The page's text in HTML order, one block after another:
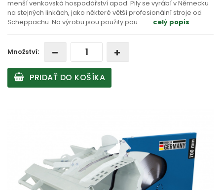
menší venkovská hospodářství apod. Pily se vyrábí v Německu
na stejných linkách, jako některé větší profesionální stroje od
Scheppachu. Na výrobu jsou použity pou. . . celý popis
Množství:
PRIDAŤ DO KOŠÍKA